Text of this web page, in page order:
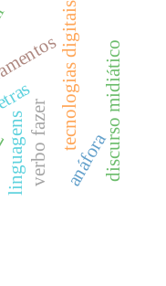
linguagens
tecnologias digitais
verbo fazer anáforadiscurso midiático